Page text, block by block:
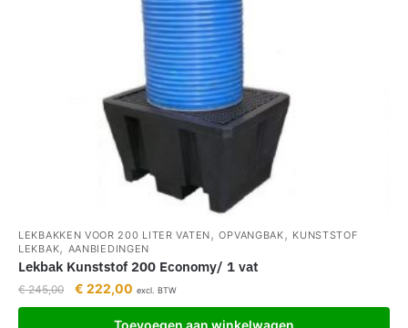
LEKBAKKEN VOOR 200 LITER VATEN,OPVANGBAK, KUNSTSTOF
LEKBAK, AANBIEDINGEN
Lekbak Kunststof 200 Economy/ 1 vat
€245,00 € 222,00 excl. BTW
Toevoegen aan winkelwagen